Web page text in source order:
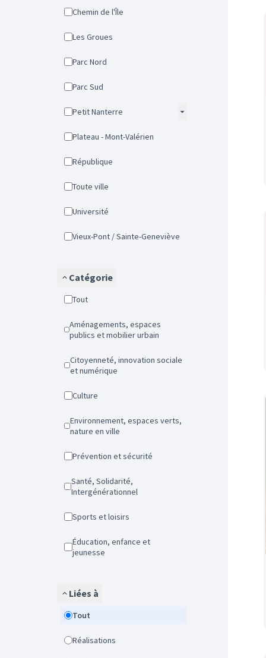
Chemin de l'Île
Les Groues
Parc Nord
Parc Sud
Petit Nanterre
Plateau - Mont-Valérien
République
Toute ville
Université
Vieux-Pont / Sainte-Geneviève
Catégorie
Tout
Aménagements, espaces
publics et mobilier urbain
Citoyenneté, innovation sociale
et numérique
Culture
Environnement, espaces verts,
nature en ville
Prévention et sécurité
Santé, Solidarité,
Intergénérationnel
Sports et loisirs
Éducation, enfance et
jeunesse
Liées à
Tout
Réalisations